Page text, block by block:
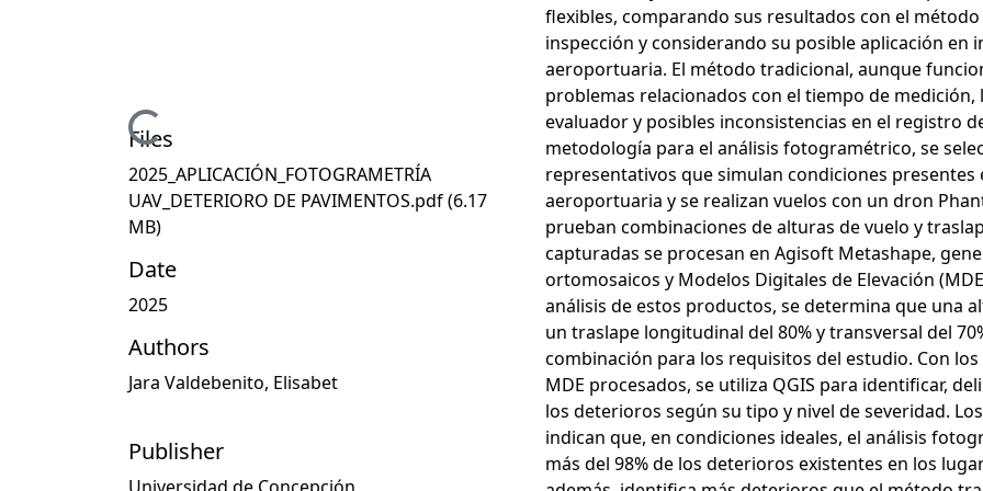
Loading...
Files
2025_APLICACIÓN_FOTOGRAMETRÍA
UAV_DETERIORO DE PAVIMENTOS.pdf(6.17
MB)
Date
2025
Authors
Jara Valdebenito, Elisabet
Publisher
flexibles, comparando sus resultados con el
inspección y considerando su posible aplicación en
aeroportuaria. El método tradicional, aunque
problemas relacionados con el tiempo de medición,
evaluador y posibles inconsistencias en el registro
metodología para el análisis fotogramétrico, se
representativos que simulan condiciones
aeroportuaria y se realizan vuelos con un dron
prueban combinaciones de alturas de vuelo y
capturadas se procesan en Agisoft Metashape,
ortomosaicos y Modelos Digitales de Elevación
análisis de estos productos, se determina que una
un traslape longitudinal del 80% y transversal del
combinación para los requisitos del estudio. Con
MDE procesados, se utiliza QGIS para identificar,
los deterioros según su tipo y nivel de severidad.
indican que, en condiciones ideales, el análisis
más del 98% de los deterioros existentes en los